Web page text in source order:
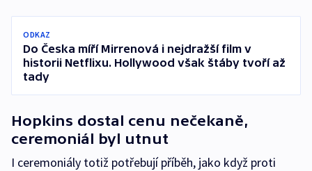
ODKAZ
Do Česka míří Mirrenová i nejdražší film v
historii Netflixu. Hollywood však štáby tvoří až
tady
Hopkins dostal cenu nečekaně,
ceremoniál byl utnut
I ceremoniály totiž potřebují příběh, jako když proti